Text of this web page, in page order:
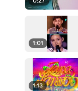
1:01
1:13